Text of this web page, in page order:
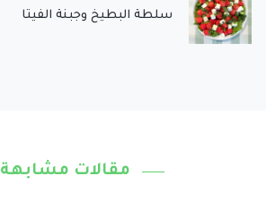
سلطة البطيخ وجبنة الفيتا
مقالات مشابهة